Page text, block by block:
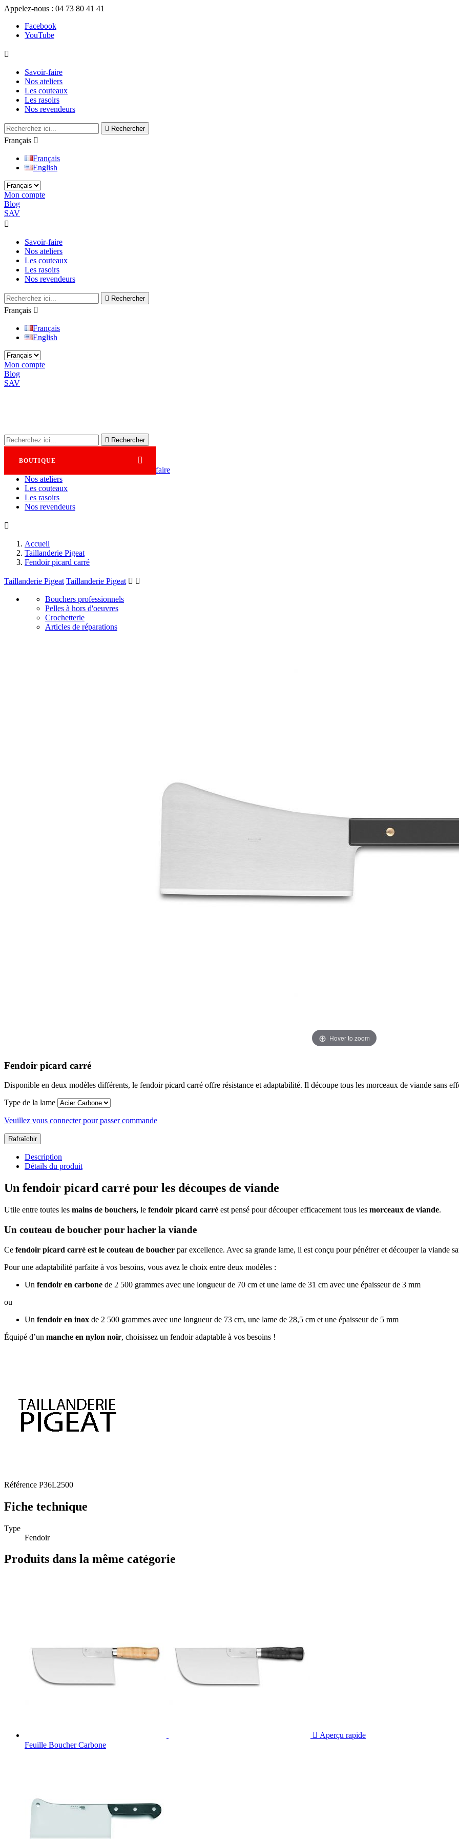
Appelez-nous : 04 73 80 41 41
Facebook
YouTube

Savoir-faire
Nos ateliers
Les couteaux
Les rasoirs
Nos revendeurs
 Rechercher
Français 
Français
English
Mon compte
Blog
SAV

Savoir-faire
Nos ateliers
Les couteaux
Les rasoirs
Nos revendeurs
 Rechercher
Français 
Français
English
Mon compte
Blog
SAV
 Rechercher

BOUTIQUE
Savoir-faire
Nos ateliers
Les couteaux
Les rasoirs
Nos revendeurs

Accueil
Taillanderie Pigeat
Fendoir picard carré
Taillanderie Pigeat Taillanderie Pigeat  
Bouchers professionnels
Pelles à hors d'oeuvres
Crochetterie
Articles de réparations
Hover to zoom
Fendoir picard carré
Disponible en deux modèles différents, le fendoir picard carré offre résistance et adaptabilité. Il découpe tous les morceaux de viande sans
Type de la lame
Veuillez vous connecter pour passer commande
Description
Détails du produit
Un fendoir picard carré pour les découpes de viande
Utile entre toutes les mains de bouchers, le fendoir picard carré est pensé pour découper efficacement tous les morceaux de viande.
Un couteau de boucher pour hacher la viande
Ce fendoir picard carré est le couteau de boucher par excellence. Avec sa grande lame, il est conçu pour pénétrer et découper la viande
Pour une adaptabilité parfaite à vos besoins, vous avez le choix entre deux modèles :
Un fendoir en carbone de 2 500 grammes avec une longueur de 70 cm et une lame de 31 cm avec une épaisseur de 3 mm
ou
Un fendoir en inox de 2 500 grammes avec une longueur de 73 cm, une lame de 28,5 cm et une épaisseur de 5 mm
Équipé d’un manche en nylon noir, choisissez un fendoir adaptable à vos besoins !
Référence P36L2500
Fiche technique
Type
Fendoir
Produits dans la même catégorie
 Aperçu rapide
Feuille Boucher Carbone